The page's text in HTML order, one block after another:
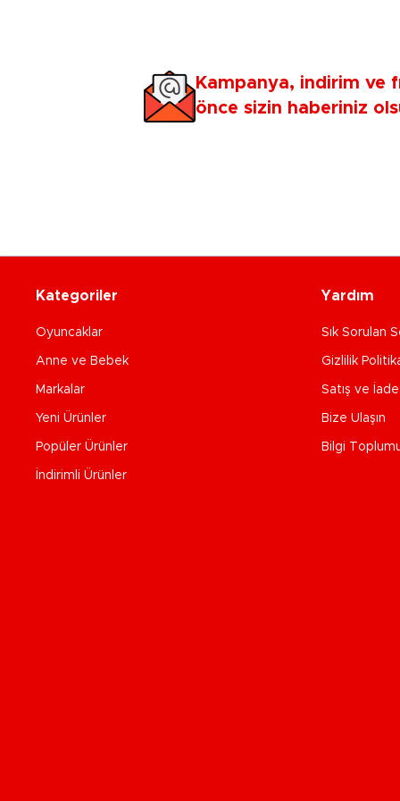
Kampanya, indirim ve
önce sizin haberiniz
Kategoriler
Oyuncaklar
Anne ve Bebek
Markalar
Yeni Ürünler
Popüler Ürünler
İndirimli Ürünler
Yardım
Sık Sorulan
Gizlilik
Satış ve
Bize Ulaşın
Bilgi